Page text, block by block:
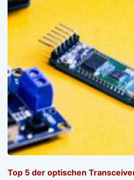
Top 5 der optischen